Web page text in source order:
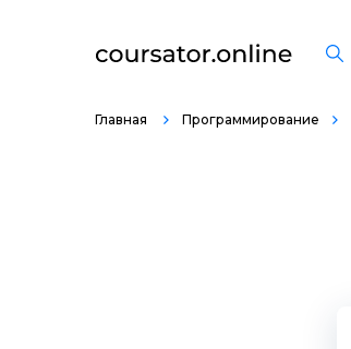
Главная Программирование